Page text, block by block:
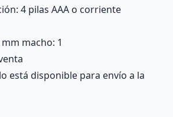
: 4 pilas AAA o corriente
mm macho: 1
está disponible para envío a la